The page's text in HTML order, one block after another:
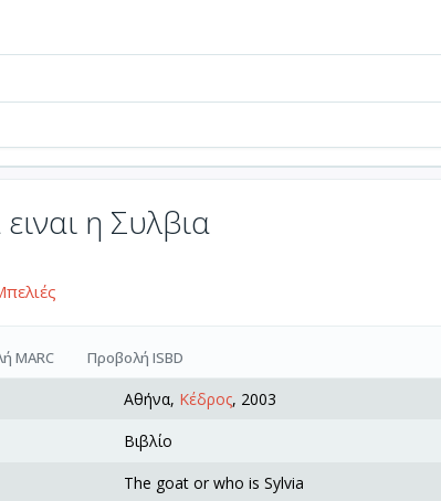
η Συλβια
MARC Προβολή ISBD
Αθήνα, Κέδρος, 2003
Βιβλίο
The goat or who is Sylvia